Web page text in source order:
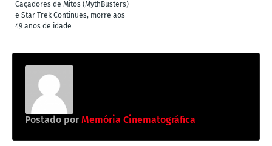
Caçadores de Mitos (MythBusters)
e Star Trek Continues, morre aos
49 anos de idade
Postado por Memória Cinematográfica